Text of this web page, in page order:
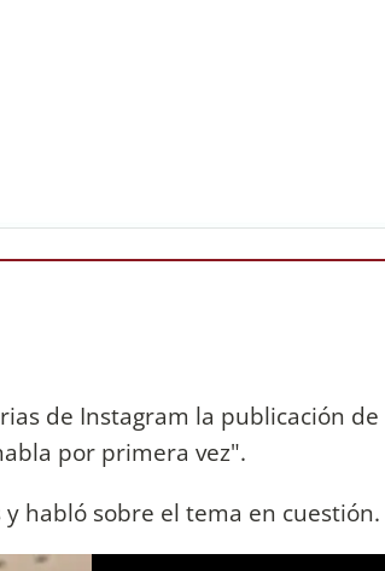
de Instagram la publicación de
por primera vez".
habló sobre el tema en cuestión.